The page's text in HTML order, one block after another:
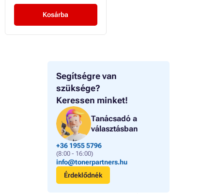
Segítségre van
szüksége?
Keressen minket!
Tanácsadó a
választásban
+36 1955 5796
(8:00 - 16:00)
info@tonerpartners.hu
Érdeklődnék
Kosárba